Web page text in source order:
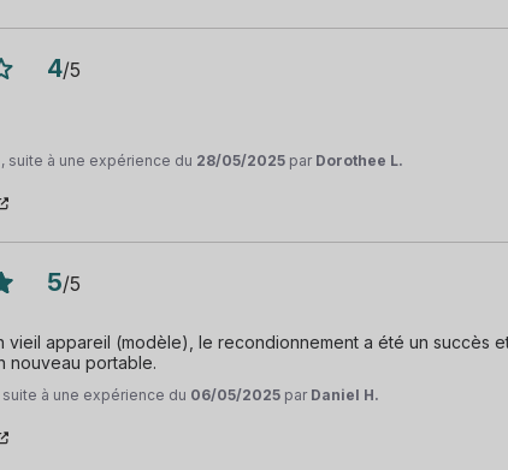
4/5
, suite à une expérience du 28/05/2025 par Dorothee L.
5/5
vieil appareil (modèle), le recondionnement a été un succès
nouveau portable.
suite à une expérience du 06/05/2025 par Daniel H.